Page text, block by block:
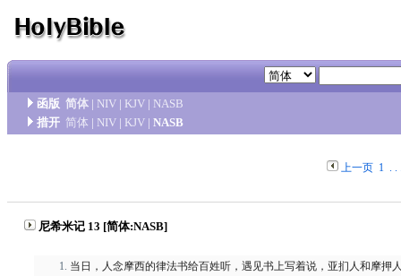
函版 简体 | NIV | KJV | NASB
措开 简体 | NIV | KJV | NASB
上一页 1. .
尼希米记 13 [简体:NASB]
当日，人念摩西的律法书给百姓听，遇见书上写着说，亚扪人和摩押